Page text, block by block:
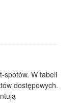
spotów. W tabeli
dostępowych.